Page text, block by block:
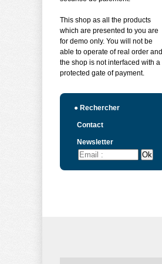
This shop as all the products
which are presented to you are
for demo only. You will not be
able to operate of real order and
the shop is not interfaced with a
protected gate of payment.
● Rechercher
Contact
Newsletter